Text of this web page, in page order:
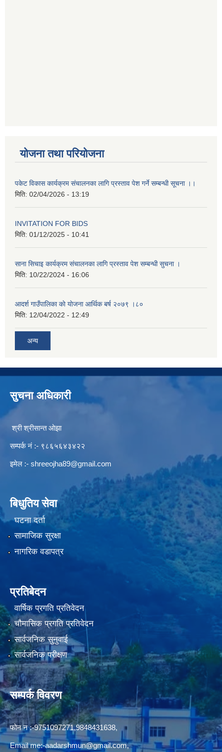
योजना तथा परियोजना
पकेट विकास कार्यक्रम संचालनका लागि प्रस्ताव पेश गर्ने सम्बन्धी सूचना ।।
मिति: 02/04/2026 - 13:19
INVITATION FOR BIDS
मिति: 01/12/2025 - 10:41
साना सिचाइ कार्यक्रम संचालनका लागि प्रस्ताव पेश सम्बन्धी सुचना ।
मिति: 10/22/2024 - 16:06
आदर्श गाउँपालिका काे याेजना आर्थिक बर्ष २०७९ ।८०
मिति: 12/04/2022 - 12:49
अन्य
सुचना अधिकारी
श्री श्रीसान्त ओझा
सम्पर्क नं :- ९८६५६४३४२२
इमेल :- shreeojha89@gmail.com
बिधुतिय सेवा
घटना दर्ता
सामाजिक सुरक्षा
नागरिक वडापत्र
प्रतिबेदन
वार्षिक प्रगति प्रतिवेदन
चौमासिक प्रगति प्रतिवेदन
सार्वजनिक सुनुवाई
सार्वजनिक परीक्षण
सम्पर्क विवरण
फोन न‍‍‌ :-9751097271,9848431638,
Email me:-aadarshmun@gmail.com,